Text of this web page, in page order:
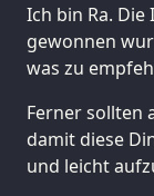
Ich bin Ra.
gewonnen
was zu
Ferner sollten
damit diese
und leicht